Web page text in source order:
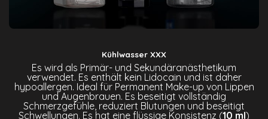
Kühlwasser XXX
Es wird als Primär- und Sekundäranästhetikum
verwendet. Es enthält kein Lidocain und ist daher
hypoallergen. Ideal für Permanent Make-up von Lippen
und Augenbrauen. Es beseitigt vollständig
Schmerzgefühle, reduziert Blutungen und beseitigt
Schwellungen. Es hat eine flüssige Konsistenz (10 ml)